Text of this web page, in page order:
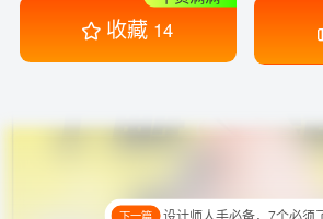
收藏 14
下一篇 设计师人手必备，7个必须了解清楚的版